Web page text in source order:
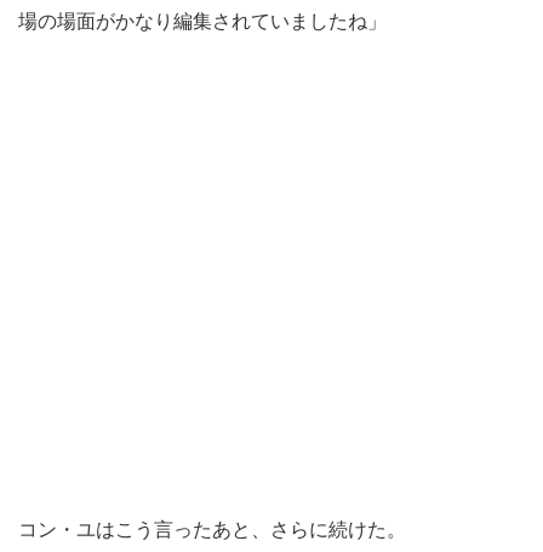
場の場面がかなり編集されていましたね」
コン・ユはこう言ったあと、さらに続けた。